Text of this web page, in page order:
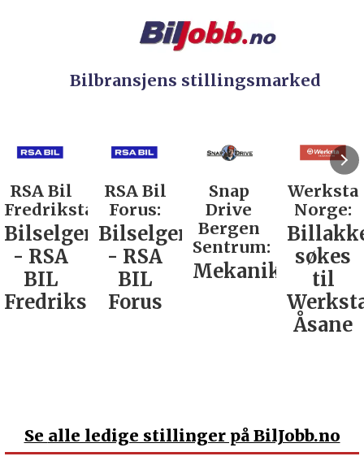
Bilbransjens stillingsmarked
RSA Bil
Forus:
Bilselger
- RSA
BIL
Forus
Snap
Drive
Bergen
Sentrum:
Mekaniker
Werksta
Norge:
Billakkerer
søkes
til
Rodin &
Co AS:
Se alle ledige stillinger på BilJobb.no